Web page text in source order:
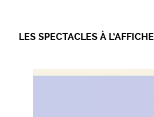
LES SPECTACLES À L’AFFICHE